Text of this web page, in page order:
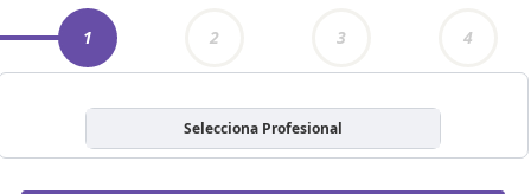
1 2 3 4
Selecciona Profesional